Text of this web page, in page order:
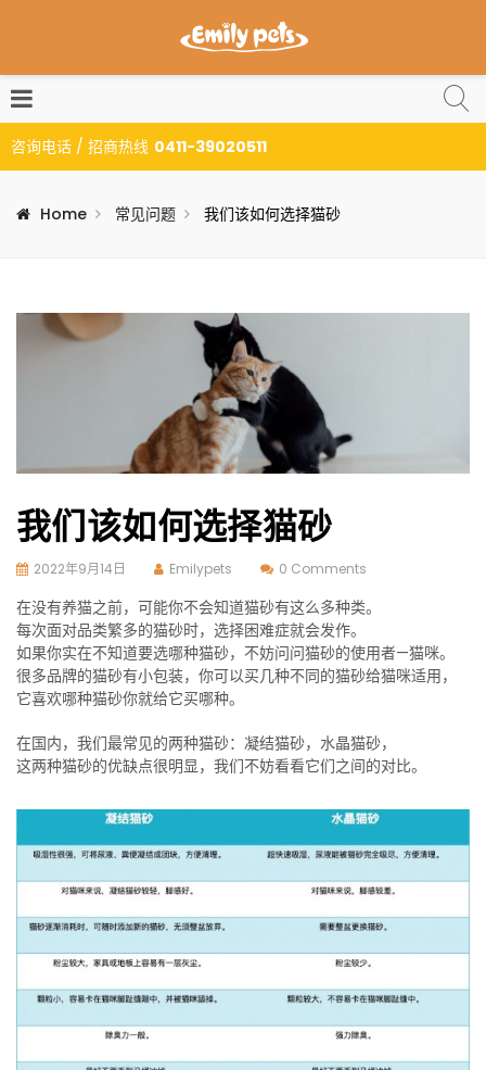
咨询电话 / 招商热线 0411-39020511
Home 常见问题 我们该如何选择猫砂
我们该如何选择猫砂
2022年9月14日 Emilypets 0 Comments
在没有养猫之前，可能你不会知道猫砂有这么多种类。
每次面对品类繁多的猫砂时，选择困难症就会发作。
如果你实在不知道要选哪种猫砂，不妨问问猫砂的使用者—猫咪。
很多品牌的猫砂有小包装，你可以买几种不同的猫砂给猫咪适用，
它喜欢哪种猫砂你就给它买哪种。
在国内，我们最常见的两种猫砂：凝结猫砂，水晶猫砂，
这两种猫砂的优缺点很明显，我们不妨看看它们之间的对比。